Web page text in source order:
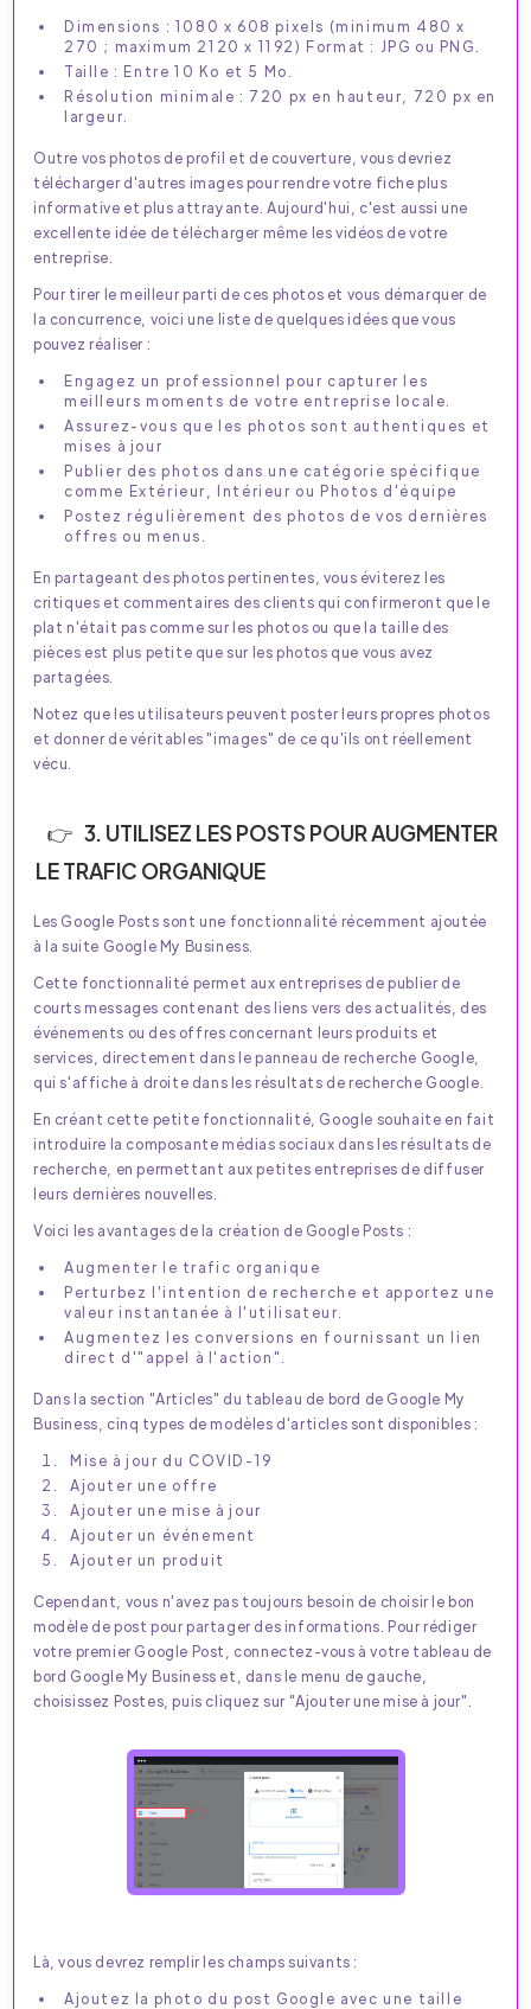
Dimensions : 1080 x 608 pixels (minimum 480 x
270 ; maximum 2120 x 1192) Format : JPG ou PNG.
Taille : Entre 10 Ko et 5 Mo.
Résolution minimale : 720 px en hauteur, 720 px en
largeur.
Outre vos photos de profil et de couverture, vous devriez
télécharger d'autres images pour rendre votre fiche plus
informative et plus attrayante. Aujourd'hui, c'est aussi une
excellente idée de télécharger même les vidéos de votre
entreprise.
Pour tirer le meilleur parti de ces photos et vous démarquer de
la concurrence, voici une liste de quelques idées que vous
pouvez réaliser :
Engagez un professionnel pour capturer les
meilleurs moments de votre entreprise locale.
Assurez-vous que les photos sont authentiques et
mises à jour
Publier des photos dans une catégorie spécifique
comme Extérieur, Intérieur ou Photos d'équipe
Postez régulièrement des photos de vos dernières
offres ou menus.
En partageant des photos pertinentes, vous éviterez les
critiques et commentaires des clients qui confirmeront que le
plat n'était pas comme sur les photos ou que la taille des
pièces est plus petite que sur les photos que vous avez
partagées.
Notez que les utilisateurs peuvent poster leurs propres photos
et donner de véritables "images" de ce qu'ils ont réellement
vécu.
3. UTILISEZ LES POSTS POUR AUGMENTER
LE TRAFIC ORGANIQUE
Les Google Posts sont une fonctionnalité récemment ajoutée
à la suite Google My Business.
Cette fonctionnalité permet aux entreprises de publier de
courts messages contenant des liens vers des actualités, des
événements ou des offres concernant leurs produits et
services, directement dans le panneau de recherche Google,
qui s'affiche à droite dans les résultats de recherche Google.
En créant cette petite fonctionnalité, Google souhaite en fait
introduire la composante médias sociaux dans les résultats de
recherche, en permettant aux petites entreprises de diffuser
leurs dernières nouvelles.
Voici les avantages de la création de Google Posts :
Augmenter le trafic organique
Perturbez l'intention de recherche et apportez une
valeur instantanée à l'utilisateur.
Augmentez les conversions en fournissant un lien
direct d'"appel à l'action".
Dans la section "Articles" du tableau de bord de Google My
Business, cinq types de modèles d'articles sont disponibles :
Mise à jour du COVID-19
Ajouter une offre
Ajouter une mise à jour
Ajouter un événement
Ajouter un produit
Cependant, vous n'avez pas toujours besoin de choisir le bon
modèle de post pour partager des informations. Pour rédiger
votre premier Google Post, connectez-vous à votre tableau de
bord Google My Business et, dans le menu de gauche,
choisissez Postes, puis cliquez sur "Ajouter une mise à jour".
Là, vous devrez remplir les champs suivants :
Ajoutez la photo du post Google avec une taille